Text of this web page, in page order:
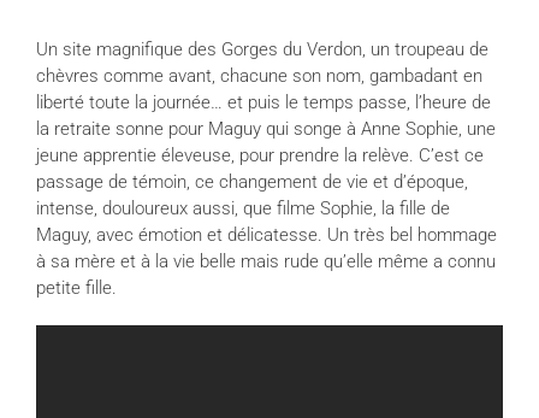
Un site magnifique des Gorges du Verdon, un troupeau de
chèvres comme avant, chacune son nom, gambadant en
liberté toute la journée… et puis le temps passe, l’heure de
la retraite sonne pour Maguy qui songe à Anne Sophie, une
jeune apprentie éleveuse, pour prendre la relève. C’est ce
passage de témoin, ce changement de vie et d’époque,
intense, douloureux aussi, que filme Sophie, la fille de
Maguy, avec émotion et délicatesse. Un très bel hommage
à sa mère et à la vie belle mais rude qu’elle même a connu
petite fille.